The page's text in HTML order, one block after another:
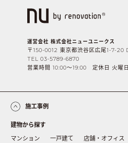
運営会社 株式会社ニューユニークス
〒150-0012 東京都渋谷区広尾1-7-20
TEL 03-5789-6870
営業時間 10:00〜19:00 定休日 火曜
施工事例
建物から探す
マンション
一戸建て 店舗・オフィス